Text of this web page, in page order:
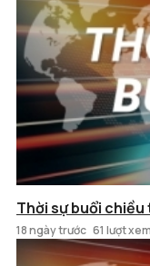
Thời sự buổi
18 ngày trước 61 lượt xem